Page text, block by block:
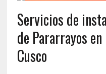
Servicios de
de Pararrayos
Cusco